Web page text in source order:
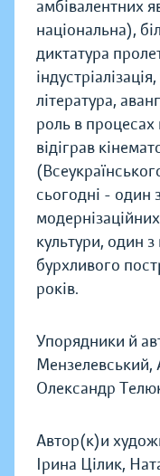
амбівалентних
національна),
диктатура
література,
роль в процесах
відіграв
сьогодні - один
культури, один
бурхливого
років.
Упорядники й
Мензелевський,
Олександр
Автор(к)и
Ірина Цілик,